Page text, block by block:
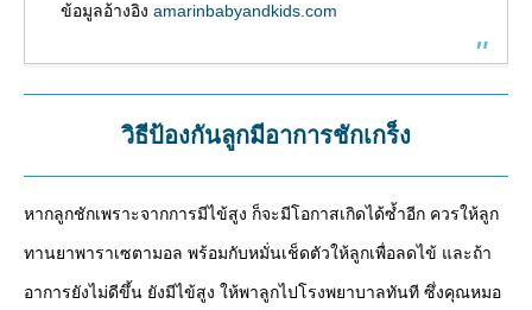
ข้อมูลอ้างอิง amarinbabyandkids.com
วิธีป้องกันลูกมีอาการชักเกร็ง
หากลูกชักเพราะจากการมีไข้สูง ก็จะมีโอกาสเกิดได้ซ้ำอีก ควรให้ลูก
ทานยาพาราเซตามอล พร้อมกับหมั่นเช็ดตัวให้ลูกเพื่อลดไข้ และถ้า
อาการยังไม่ดีขึ้น ยังมีไข้สูง ให้พาลูกไปโรงพยาบาลทันที ซึ่งคุณหมอ